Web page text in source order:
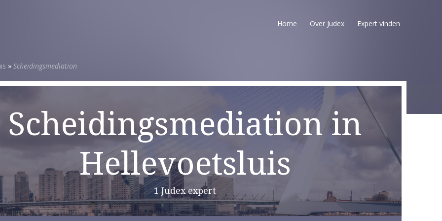
Home Over Judex Expert vinden
» Scheidingsmediation
Scheidingsmediation in
Hellevoetsluis
1 Judex expert